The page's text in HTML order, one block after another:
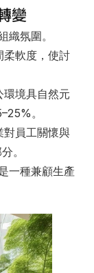
變
織氛圍。
柔軟度，使討
環境具自然元
。
對員工關懷與
。
一種兼顧生產